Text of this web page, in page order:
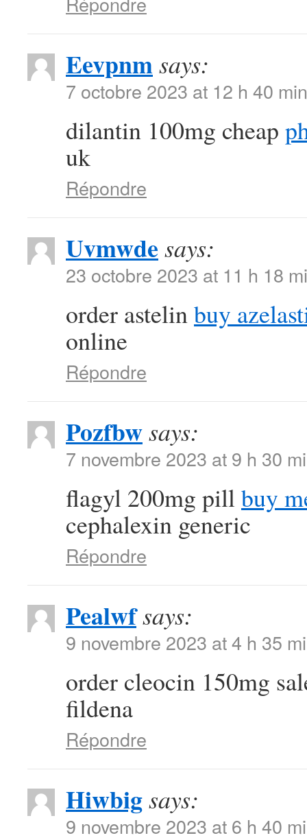
Eevpnmsays:
7 octobre 2023 at 12 h 40 min
dilantin 100mg cheap
uk
Répondre
Uvmwde says:
23 octobre 2023 at 11 h 18
order astelinbuy
online
Répondre
Pozfbwsays:
7 novembre 2023 at 9 h 30
flagyl 200mg pillbuy
cephalexin generic
Répondre
Pealwfsays:
9 novembre 2023 at 4 h 35
order cleocin 150mg
fildena
Répondre
Hiwbigsays:
9 novembre 2023 at 6 h 40